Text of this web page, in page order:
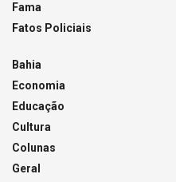
Fama
Fatos Policiais
Bahia
Economia
Educação
Cultura
Colunas
Geral